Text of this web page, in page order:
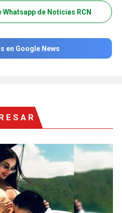
Whatsapp de Noticias RCN
en Google News